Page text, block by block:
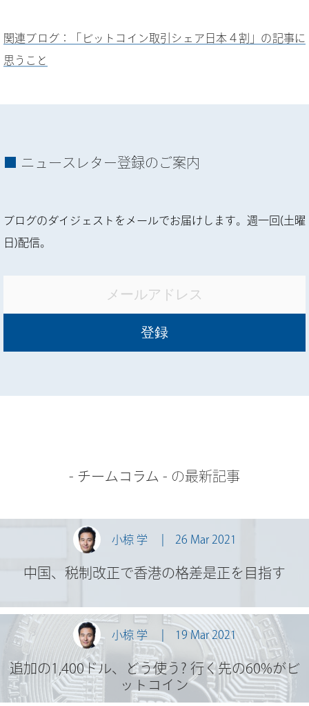
関連ブログ：「ビットコイン取引シェア日本４割」の記事に
思うこと
ニュースレター登録のご案内
ブログのダイジェストをメールでお届けします。週一回(土曜
日)配信。
- チームコラム - の最新記事
小椋 学 26 Mar 2021
中国、税制改正で香港の格差是正を目指す
小椋 学 19 Mar 2021
追加の1,400ドル、どう使う? 行く先の60%がビ
ットコイン